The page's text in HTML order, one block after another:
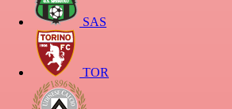
SAS
TOR